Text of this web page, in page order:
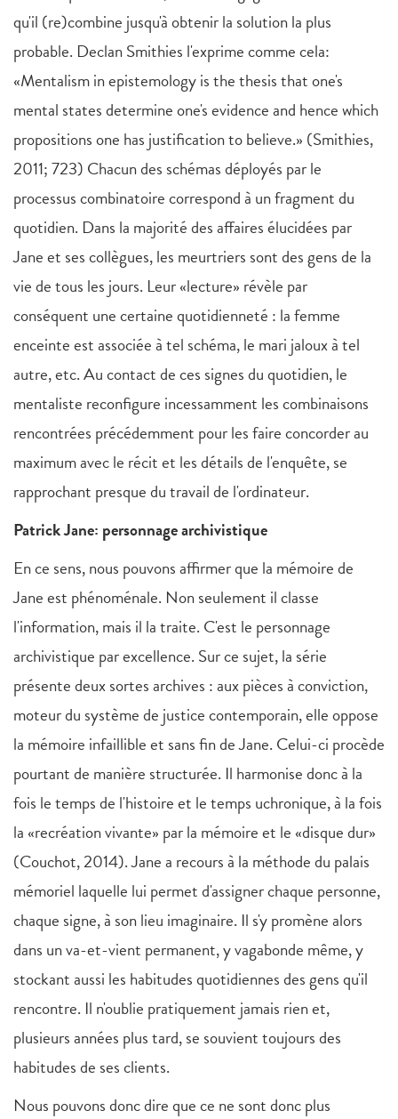
qu'il (re)combine jusqu'à obtenir la solution la plus
probable. Declan Smithies l'exprime comme cela:
«Mentalism in epistemology is the thesis that one's
mental states determine one's evidence and hence which
propositions one has justification to believe.» (Smithies,
2011; 723) Chacun des schémas déployés par le
processus combinatoire correspond à un fragment du
quotidien. Dans la majorité des affaires élucidées par
Jane et ses collègues, les meurtriers sont des gens de la
vie de tous les jours. Leur «lecture» révèle par
conséquent une certaine quotidienneté : la femme
enceinte est associée à tel schéma, le mari jaloux à tel
autre, etc. Au contact de ces signes du quotidien, le
mentaliste reconfigure incessamment les combinaisons
rencontrées précédemment pour les faire concorder au
maximum avec le récit et les détails de l'enquête, se
rapprochant presque du travail de l'ordinateur.
Patrick Jane: personnage archivistique
En ce sens, nous pouvons affirmer que la mémoire de
Jane est phénoménale. Non seulement il classe
l'information, mais il la traite. C'est le personnage
archivistique par excellence. Sur ce sujet, la série
présente deux sortes archives : aux pièces à conviction,
moteur du système de justice contemporain, elle oppose
la mémoire infaillible et sans fin de Jane. Celui-ci procède
pourtant de manière structurée. Il harmonise donc à la
fois le temps de l'histoire et le temps uchronique, à la fois
la «recréation vivante» par la mémoire et le «disque dur»
(Couchot, 2014). Jane a recours à la méthode du palais
mémoriel laquelle lui permet d'assigner chaque personne,
chaque signe, à son lieu imaginaire. Il s'y promène alors
dans un va-et-vient permanent, y vagabonde même, y
stockant aussi les habitudes quotidiennes des gens qu'il
rencontre. Il n'oublie pratiquement jamais rien et,
plusieurs années plus tard, se souvient toujours des
habitudes de ses clients.
Nous pouvons donc dire que ce ne sont donc plus